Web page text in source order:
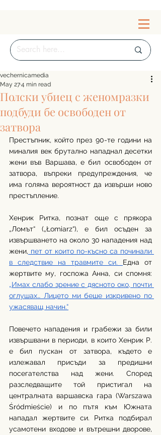
Полски убиец с женомразки
подбуди бе освободен от
затвора
vechernicamedia
May 274 min read
Престъпник, който през 90-те години на
миналия век брутално нападнал десетки
жени във Варшава, е бил освободен от
затвора, въпреки предупреждения, че
има голяма вероятност да извърши ново
престъпление.
Хенрик Ритка, познат още с прякора
„Ломът“ („Łomiarz“), е бил осъден за
извършването на около 30 нападения над
жени, пет от които по-късно са починали
в следствие на травмите си. Една от
„Имах слабо зрение с дясното око, почти
оглушах… Лицето ми беше изкривено по
ужасяващ начин.“
Повечето нападения и грабежи за били
извършвани в периоди, в които Хенрик Р.
е бил пускан от затвора, където е
излежавал присъди за предишни
посегателства над жени. Според
разследващите той пристигал на
централната варшавска гара (Warszawa
Śródmieście) и по пътя към Южната
нападал жертвите си. Ритка подбирал
усамотени входове и вътрешни дворове,